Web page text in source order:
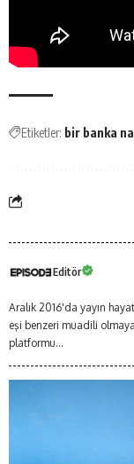
Etiketler: bir banka
Editör
Aralık 2016'da yayın
eşi benzeri muadili
platformu...